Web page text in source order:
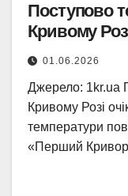
Поступово
Кривому
01.06.2026
Джерело: 1kr.ua
Кривому Розі
температури
«Перший